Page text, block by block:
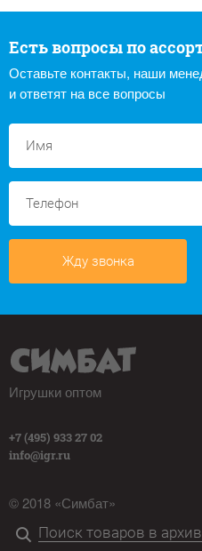
Есть вопросы по
Оставьте контакты, наши
и ответят на все вопросы
Жду звонка
Игрушки оптом
+7 (495) 933 27 02
info@igr.ru
© 2018 «Симбат»